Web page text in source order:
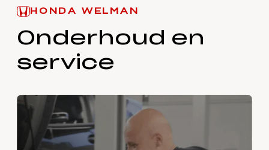
HONDA WELMAN
Onderhoud en
service